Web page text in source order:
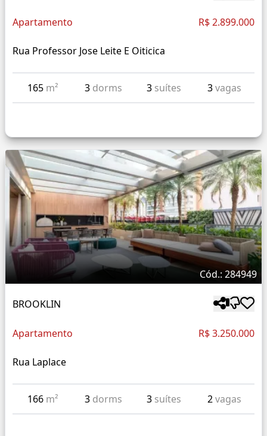
Apartamento R$ 2.899.000
Rua Professor Jose Leite E Oiticica
165 m² 3 dorms 3 suítes 3vagas
Cód.: 284949
BROOKLIN
Apartamento R$ 3.250.000
Rua Laplace
166 m² 3 dorms 3 suítes 2vagas